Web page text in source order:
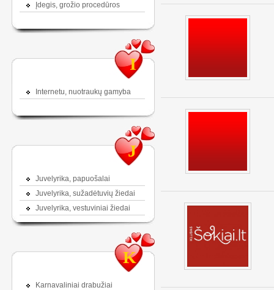
Įdegis, grožio procedūros
I
Internetu, nuotraukų gamyba
J
Juvelyrika, papuošalai
Juvelyrika, sužadėtuvių žiedai
Juvelyrika, vestuviniai žiedai
K
Karnavaliniai drabužiai